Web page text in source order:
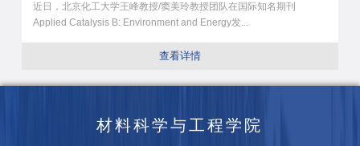
近日，北京化工大学王峰教授/窦美玲教授团队在国际知名期刊
Applied Catalysis B: Environment and Energy发...
查看详情
材料科学与工程学院